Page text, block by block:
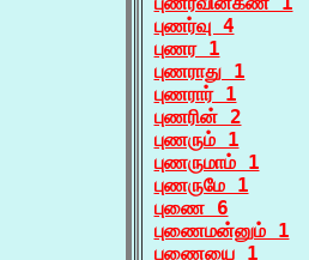
புணர்வு 4
புணர 1
புணராது 1
புணரார் 1
புணரின் 2
புணரும் 1
புணருமாம் 1
புணருமே 1
புணை 6
புணைமன்னும் 1
புணையை 1